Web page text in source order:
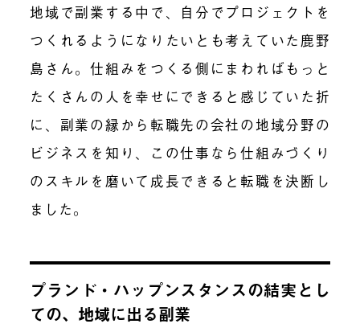
地域で副業する中で、自分でプロジェクトを
つくれるようになりたいとも考えていた鹿野
島さん。仕組みをつくる側にまわればもっと
たくさんの人を幸せにできると感じていた折
に、副業の縁から転職先の会社の地域分野の
ビジネスを知り、この仕事なら仕組みづくり
のスキルを磨いて成長できると転職を決断し
ました。
プランド・ハップンスタンスの結実とし
ての、地域に出る副業